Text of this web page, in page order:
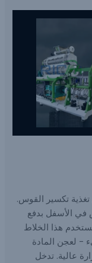
تكسير القوس.
في الأسفل بدفع
هذا الخلاط
- لعجن المادة
عالية. تدخل